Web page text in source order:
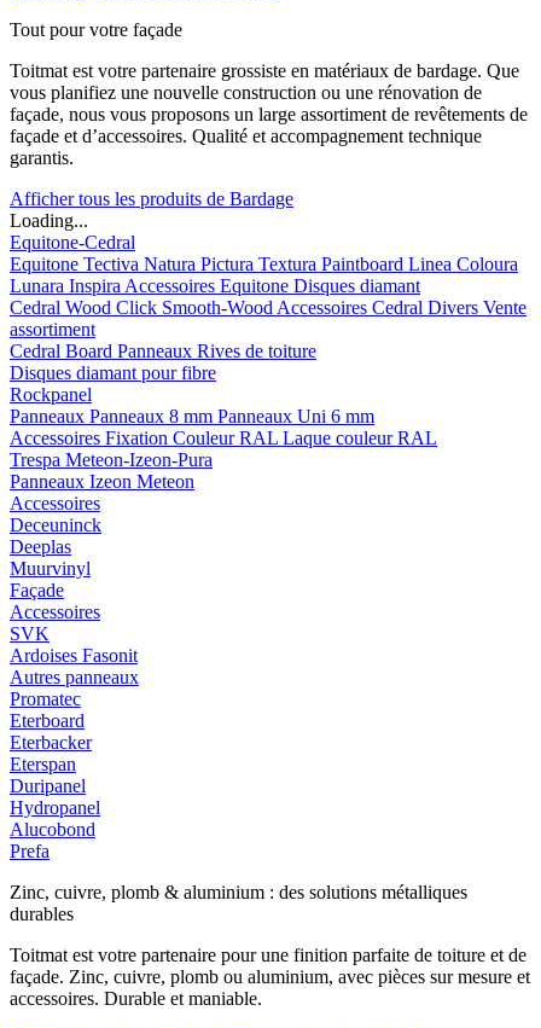
Tout pour votre façade
Toitmat est votre partenaire grossiste en matériaux de bardage. Que
vous planifiez une nouvelle construction ou une rénovation de
façade, nous vous proposons un large assortiment de revêtements de
façade et d’accessoires. Qualité et accompagnement technique
garantis.
Afficher tous les produits de Bardage
Loading...
Equitone-Cedral
Equitone Tectiva Natura Pictura Textura Paintboard Linea Coloura
Lunara Inspira Accessoires Equitone Disques diamant
Cedral Wood Click Smooth-Wood Accessoires Cedral Divers Vente
assortiment
Cedral Board Panneaux Rives de toiture
Disques diamant pour fibre
Rockpanel
Panneaux Panneaux 8 mm Panneaux Uni 6 mm
Accessoires Fixation Couleur RAL Laque couleur RAL
Trespa Meteon-Izeon-Pura
Panneaux Izeon Meteon
Accessoires
Deceuninck
Deeplas
Muurvinyl
Façade
Accessoires
SVK
Ardoises Fasonit
Autres panneaux
Promatec
Eterboard
Eterbacker
Eterspan
Duripanel
Hydropanel
Alucobond
Prefa
Zinc, cuivre, plomb & aluminium : des solutions métalliques
durables
Toitmat est votre partenaire pour une finition parfaite de toiture et de
façade. Zinc, cuivre, plomb ou aluminium, avec pièces sur mesure et
accessoires. Durable et maniable.